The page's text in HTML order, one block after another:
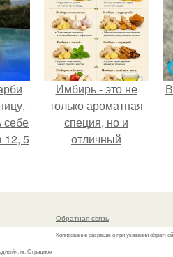
себе
12, 5
Имбирь - это не
только ароматная
специя, но и
отличный
и блюд.
м. Отрадное
Обратная связь
Копирование разрешено при указании